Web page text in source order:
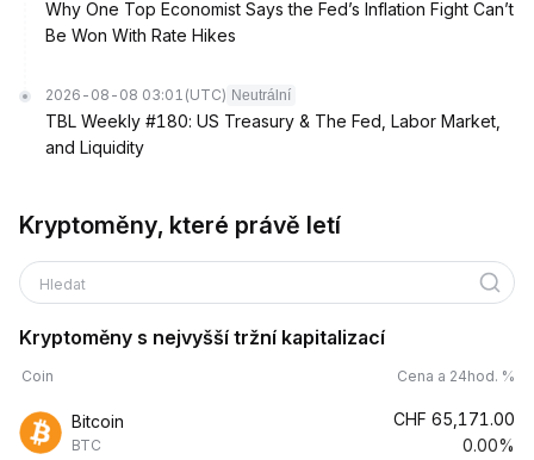
Why One Top Economist Says the Fed’s Inflation Fight Can’t
Be Won With Rate Hikes
2026-08-08 03:01 (UTC) Neutrální
TBL Weekly #180: US Treasury & The Fed, Labor Market,
and Liquidity
Kryptoměny, které právě letí
Hledat
Kryptoměny s nejvyšší tržní kapitalizací
Coin Cena a 24hod. %
Bitcoin
BTC
CHF 65,171.00
0.00%